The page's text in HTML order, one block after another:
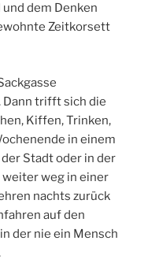
dem Denken
Zeitkorsett
trifft sich die
Kiffen, Trinken,
in einem
Stadt oder in der
weg in einer
nachts zurück
auf den
der nie ein Mensch